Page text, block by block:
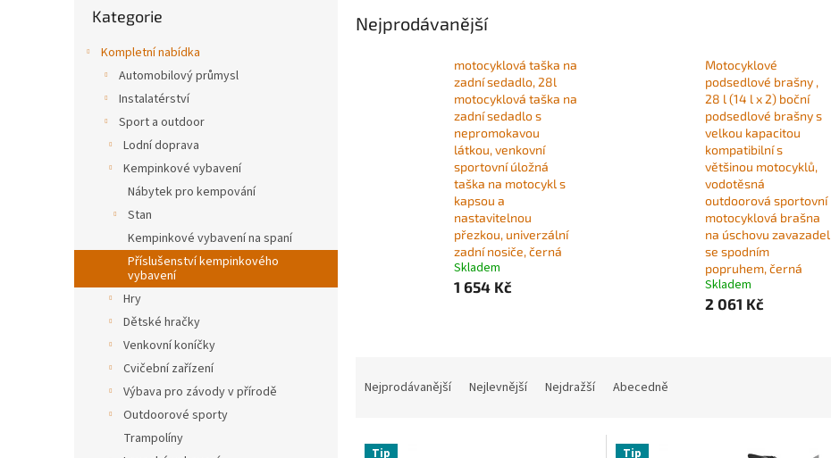
kategorie
Kategorie
Kompletní nabídka
Automobilový průmysl
Instalatérství
Sport a outdoor
Lodní doprava
Kempinkové vybavení
Nábytek pro kempování
Stan
Kempinkové vybavení na spaní
Příslušenství kempinkového
vybavení
Hry
Dětské hračky
Venkovní koníčky
Cvičební zařízení
Výbava pro závody v přírodě
Outdoorové sporty
Trampolíny
Nejprodávanější
motocyklová taška na
zadní sedadlo, 28l
motocyklová taška na
zadní sedadlo s
nepromokavou
látkou, venkovní
sportovní úložná
taška na motocykl s
kapsou a
nastavitelnou
přezkou, univerzální
zadní nosiče, černá
Skladem
1 654 Kč
Motocyklové
podsedlové brašny ,
28 l (14 l x 2) boční
podsedlové brašny s
velkou kapacitou
kompatibilní s
většinou motocyklů,
vodotěsná
outdoorová sportovní
motocyklová brašna
na úschovu zavazadel
se spodním
popruhem, černá
Skladem
2 061 Kč
n
Nejprodávanější Nejlevnější Nejdražší Abecedně
V Tip Tip